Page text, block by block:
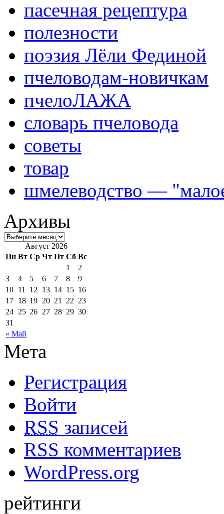
пасечная рецептура
полезности
поэзия Лёли Фединой
пчеловодам-новичкам
пчелоЛАЖА
словарь пчеловода
советы
товар
шмелеводство —
Архивы
Август 2026
Пн Вт Ср Чт Пт Сб Вс
« Май
1
2
3
4 5 6 7 8
9
10 11 12 13 14 15 16
17 18 19 20 21 22 23
24 25 26 27 28 29 30
31
Мета
Регистрация
Войти
RSS записей
RSS комментариев
WordPress.org
рейтинги